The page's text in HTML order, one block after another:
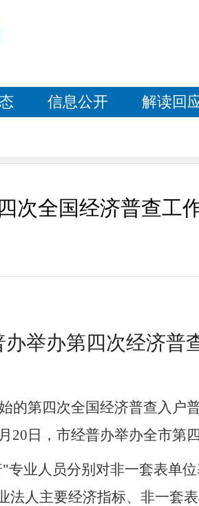
信息公开 解读回
次全国经济普查工
办举办第四次经济普
的第四次全国经济普查入户
月 20 日，市经普办举办全市第
"专业人员分别对非一套表单
法人主要经济指标、非一套